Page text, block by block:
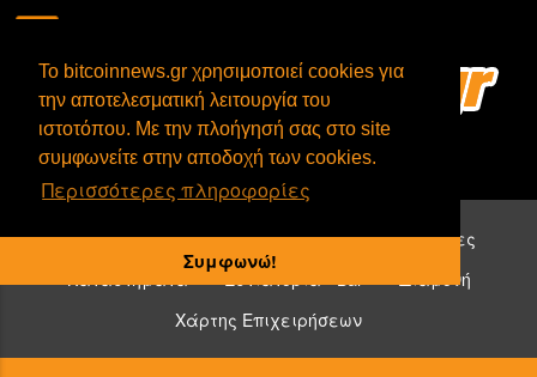
To bitcoinnews.gr χρησιμοποιεί cookies για
την αποτελεσματική λειτουργία του
ιστοτόπου. Με την πλοήγησή σας στο site
συμφωνείτε στην αποδοχή των cookies.
Περισσότερες πληροφορίες
Συμφωνώ!
Επιχειρήσεις που δέχονται bitcoin:
Υπηρεσίες
Καταστήματα
Εστιατόρια - Bar
Διαμονή
Χάρτης Επιχειρήσεων